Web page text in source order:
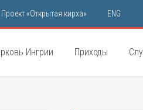
Проект «Открытая кирха» ENG
Ингрии Приходы